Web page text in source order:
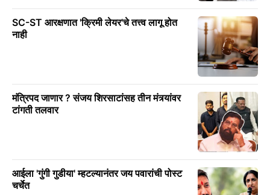
SC-ST आरक्षणात 'क्रिमी लेयर'चे तत्त्व लागू होत
नाही
मंत्रिपद जाणार ? संजय शिरसाटांसह तीन मंत्र्यांवर
टांगती तलवार
आईला 'गुंगी गुडीया' म्हटल्यानंतर जय पवारांची पोस्ट
चर्चेत